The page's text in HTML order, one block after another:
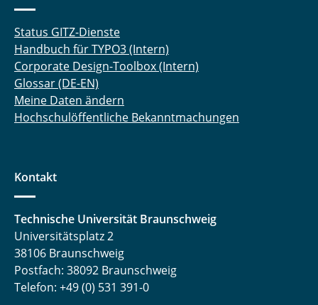
Status GITZ-Dienste
Handbuch für TYPO3 (Intern)
Corporate Design-Toolbox (Intern)
Glossar (DE-EN)
Meine Daten ändern
Hochschulöffentliche Bekanntmachungen
Kontakt
Technische Universität Braunschweig
Universitätsplatz 2
38106 Braunschweig
Postfach: 38092 Braunschweig
Telefon: +49 (0) 531 391-0